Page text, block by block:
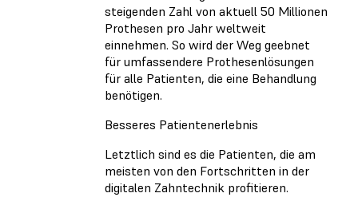
steigenden Zahl von aktuell 50 Millionen
Prothesen pro Jahr weltweit
einnehmen. So wird der Weg geebnet
für umfassendere Prothesenlösungen
für alle Patienten, die eine Behandlung
benötigen.
Besseres Patientenerlebnis
Letztlich sind es die Patienten, die am
meisten von den Fortschritten in der
digitalen Zahntechnik profitieren.